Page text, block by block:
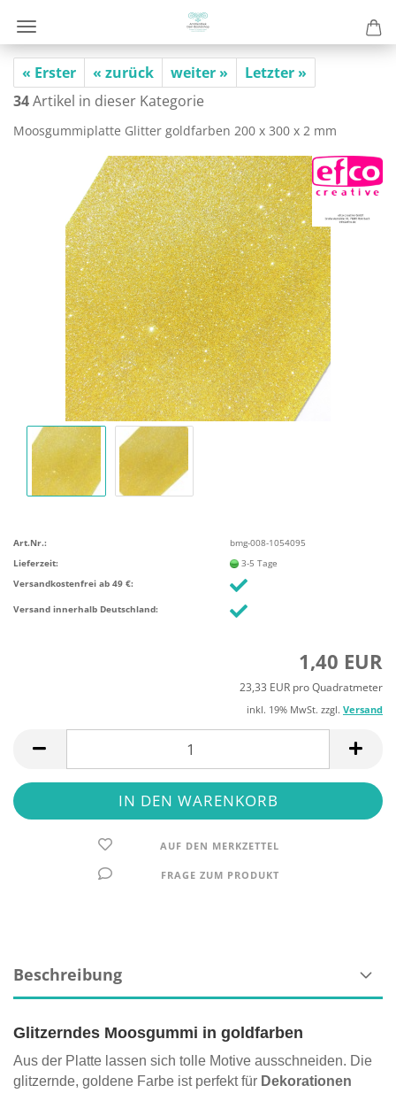
« Erster « zurück weiter »
Letzter »
34Artikel in dieser Kategorie
Moos­gum­mi­plat­te Glit­ter gold­far­ben 200 x 300 x 2 mm
Art.Nr.:
bmg-008-1054095
Lieferzeit:
3-5 Tage
Versandkostenfrei ab 49 €:
Versand innerhalb Deutschland:
1,40 EUR
23,33 EUR pro Quadratmeter
inkl. 19% MwSt. zzgl. Versand
AUF DEN MERKZETTEL
FRAGE ZUM PRODUKT
Beschreibung
Glitzerndes Moosgummi in goldfarben
Aus der Platte lassen sich tolle Motive ausschneiden. Die
glitzernde, goldene Farbe ist perfekt für Dekorationen